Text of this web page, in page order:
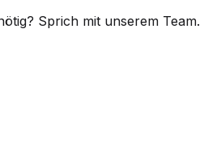
Sprich mit unserem Team.